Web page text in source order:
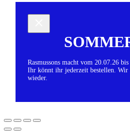
Rasmussons macht vom 20.07.26
Ihr könnt ihr jederzeit bestellen. Wir
wieder.